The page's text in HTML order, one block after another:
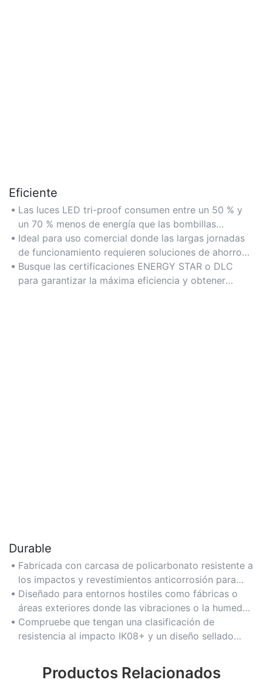
Eficiente
Las luces LED tri-proof consumen entre un 50 % y
un 70 % menos de energía que las bombillas
halógenas tradicionales, lo que reduce los costes de
electricidad.
Ideal para uso comercial donde las largas jornadas
de funcionamiento requieren soluciones de ahorro
energético sin comprometer el brillo.
Busque las certificaciones ENERGY STAR o DLC
para garantizar la máxima eficiencia y obtener
Durable
Fabricada con carcasa de policarbonato resistente a
los impactos y revestimientos anticorrosión para
una fiabilidad a largo plazo.
Diseñado para entornos hostiles como fábricas o
áreas exteriores donde las vibraciones o la humedad
son frecuentes.
Compruebe que tengan una clasificación de
resistencia al impacto IK08+ y un diseño sellado
Productos Relacionados